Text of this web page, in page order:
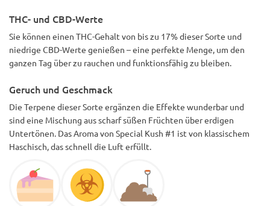
THC- und CBD-Werte
Sie können einen THC-Gehalt von bis zu 17% dieser Sorte und
niedrige CBD-Werte genießen – eine perfekte Menge, um den
ganzen Tag über zu rauchen und funktionsfähig zu bleiben.
Geruch und Geschmack
Die Terpene dieser Sorte ergänzen die Effekte wunderbar und
sind eine Mischung aus scharf süßen Früchten über erdigen
Untertönen. Das Aroma von Special Kush #1 ist von klassischem
Haschisch, das schnell die Luft erfüllt.